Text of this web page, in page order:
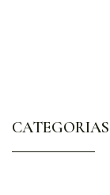
CATEGORIAS